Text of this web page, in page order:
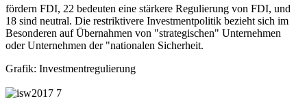
fördern FDI, 22 bedeuten eine stärkere Regulierung von FDI, und
18 sind neutral. Die restriktivere Investmentpolitik bezieht sich im
Besonderen auf Übernahmen von "strategischen" Unternehmen
oder Unternehmen der "nationalen Sicherheit.
Grafik: Investmentregulierung